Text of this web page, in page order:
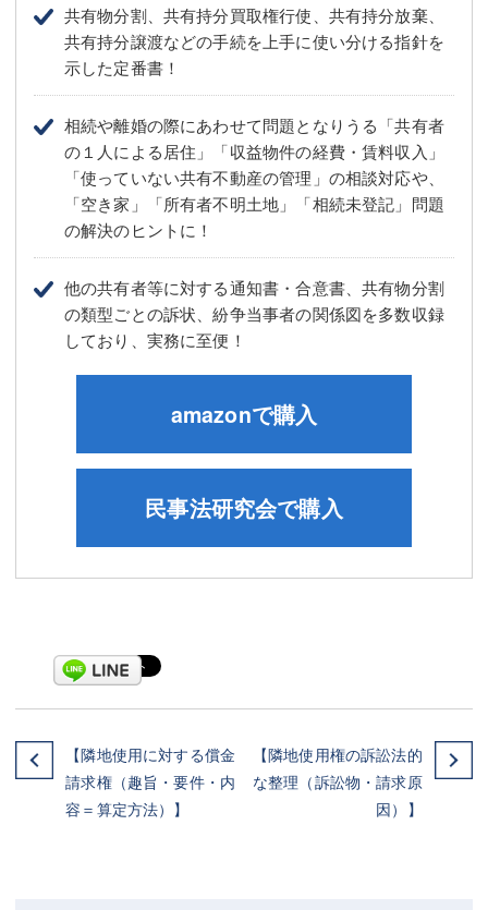
共有物分割、共有持分買取権行使、共有持分放棄、
共有持分譲渡などの手続を上手に使い分ける指針を
示した定番書！
相続や離婚の際にあわせて問題となりうる「共有者
の１人による居住」「収益物件の経費・賃料収入」
「使っていない共有不動産の管理」の相談対応や、
「空き家」「所有者不明土地」「相続未登記」問題
の解決のヒントに！
他の共有者等に対する通知書・合意書、共有物分割
の類型ごとの訴状、紛争当事者の関係図を多数収録
しており、実務に至便！
民事法研究会で購入
amazonで購入
【隣地使用に対する償金
請求権（趣旨・要件・内
容＝算定方法）】
【隣地使用権の訴訟法的
な整理（訴訟物・請求原
因）】